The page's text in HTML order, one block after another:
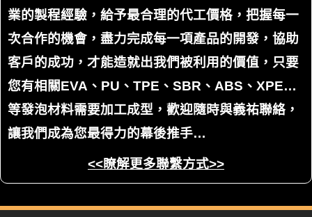
業的製程經驗，給予最合理的代工價格，把握每一
次合作的機會，盡力完成每一項產品的開發，協助
客戶的成功，才能造就出我們被利用的價值，只要
您有相關EVA、PU、TPE、SBR、ABS、XPE…
等發泡材料需要加工成型，歡迎隨時與義祐聯絡，
讓我們成為您最得力的幕後推手…
<<瞭解更多聯繫方式>>